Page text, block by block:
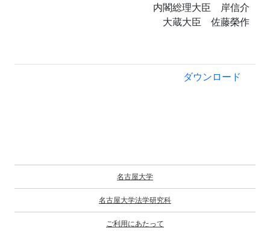
内閣総理大臣 岸信介
大蔵大臣 佐藤榮作
ダウンロード
名古屋大学
名古屋大学法学研究科
ご利用にあたって